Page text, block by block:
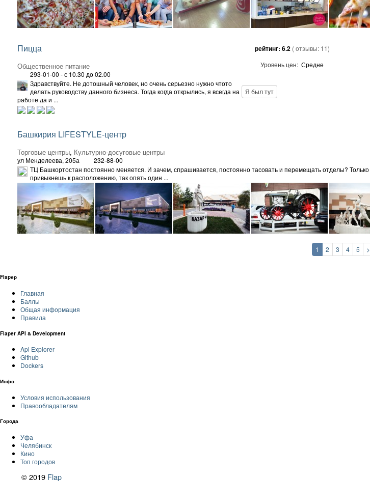
Пицца
Общественное питание
293-01-00 - с 10.30 до 02.00
рейтинг: 6.2 ( отзывы: 11)
Уровень цен: Средне
Здравствуйте. Не дотошный человек, но очень серьезно нужно чтото
делать руководству данного бизнеса. Тогда когда открылись, я всегда на
работе да и ...
Я был тут
Башкирия LIFESTYLE-центр
Торговые центры, Культурно-досуговые центры
ул Менделеева, 205а 232-88-00
ТЦ Башкортостан постоянно меняется. И зачем, спрашивается, постоянно тасовать и перемещать отделы? Только
привыкнешь к расположению, так опять один ...
1 2 3 4 5 >
Flapер
Главная
Баллы
Общая информация
Правила
Flaper API & Development
Api Explorer
Github
Dockers
Инфо
Условия использования
Правообладателям
Города
Уфа
Челябинск
Кино
Топ городов
© 2019 Flap